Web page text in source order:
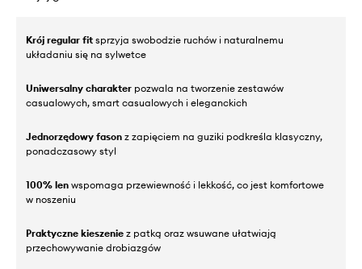
Krój regular fit sprzyja swobodzie ruchów i naturalnemu
układaniu się na sylwetce
Uniwersalny charakter pozwala na tworzenie zestawów
casualowych, smart casualowych i eleganckich
Jednorzędowy fason z zapięciem na guziki podkreśla klasyczny,
ponadczasowy styl
100% len wspomaga przewiewność i lekkość, co jest komfortowe
w noszeniu
Praktyczne kieszenie z patką oraz wsuwane ułatwiają
przechowywanie drobiazgów